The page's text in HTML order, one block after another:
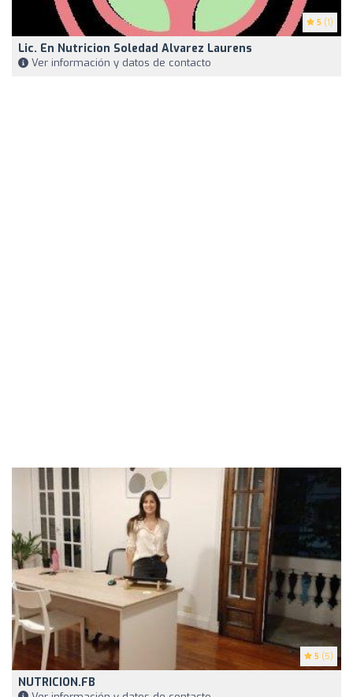
5 (1)
Lic. En Nutricion Soledad Alvarez Laurens
Ver información y datos de contacto
5 (5)
NUTRICION.FB